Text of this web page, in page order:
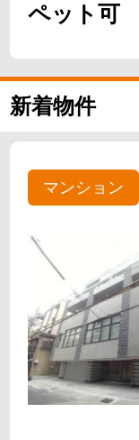
ペット可
新着物件
マンション